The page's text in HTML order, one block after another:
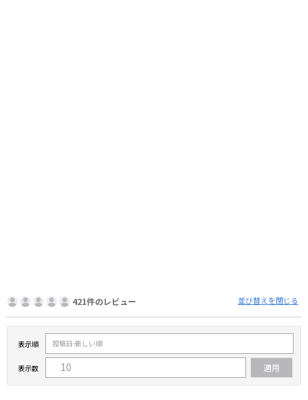
421件のレビュー 並び替えを閉じる
表示順
表示数